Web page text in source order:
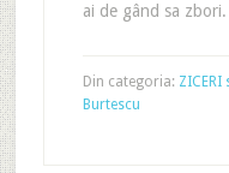
ai de gând sa
Din categoria:
Burtescu